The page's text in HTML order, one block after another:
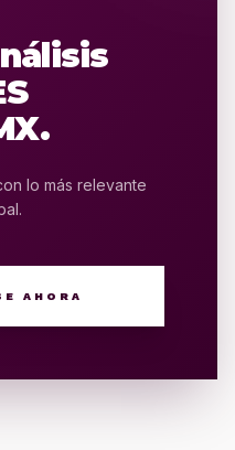
lo más relevante
AHORA